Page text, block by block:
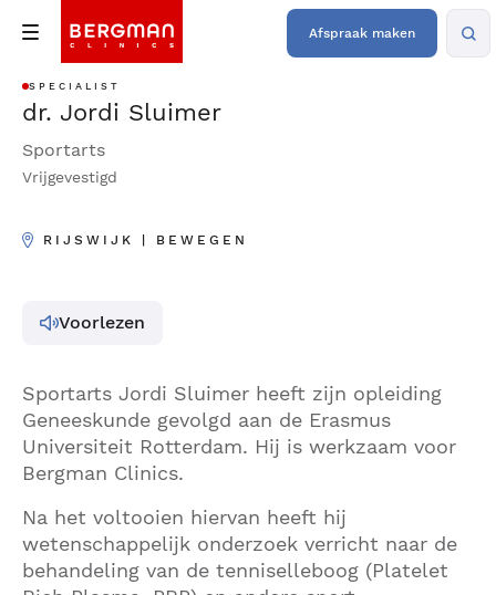
Afspraak maken
SPECIALIST
dr. Jordi Sluimer
Sportarts
Vrijgevestigd
RIJSWIJK | BEWEGEN
Voorlezen
Sportarts Jordi Sluimer heeft zijn opleiding
Geneeskunde gevolgd aan de Erasmus
Universiteit Rotterdam. Hij is werkzaam voor
Bergman Clinics.
Na het voltooien hiervan heeft hij
wetenschappelijk onderzoek verricht naar de
behandeling van de tenniselleboog (Platelet